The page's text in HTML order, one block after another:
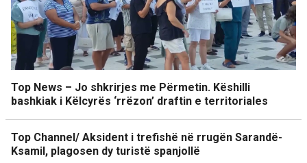
Top News – Jo shkrirjes me Përmetin. Këshilli
bashkiak i Këlcyrës ‘rrëzon’ draftin e territoriales
Top Channel/ Aksident i trefishë në rrugën Sarandë-
Ksamil, plagosen dy turistë spanjollë